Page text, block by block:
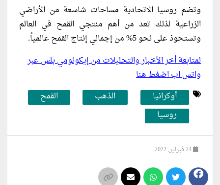
وتضم روسيا الاتحادية مساحات شاسعة من الأراضي
الزراعية لذلك تعد من أهم منتجي القمح في العالم
وتستحوذ على نحو 5% من إجمالي إنتاج القمح عالمياً.
لمتابعة أخر الأخبار والتحليلات من إيكونومي بلس عبر
واتس اب اضغط هنا
أوكرانيا
الذهب
القمح
روسيا